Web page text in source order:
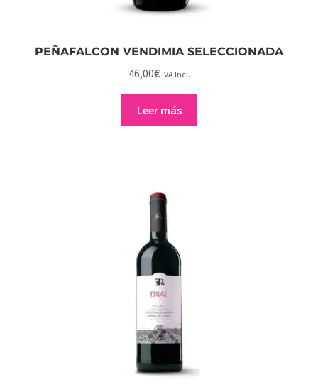
PEÑAFALCON VENDIMIA SELECCIONADA
46,00€ IVA Incl.
Leer más